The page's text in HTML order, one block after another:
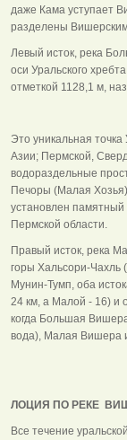
даже Кама уступает
разделены
Левый исток, река
оси Уральского
отметкой 1128,1 м,
Это уникальная
Азии; Пермской,
водораздельные
Печоры (Малая
установлен
Пермской области.
Правый исток, река
горы Хальсори-Чахль
Мунин-Тумп, оба
24 км, а Малой - 16) и
когда Большая
вода), Малая
ЛОЦИЯ ПО РЕКЕ
Все течение